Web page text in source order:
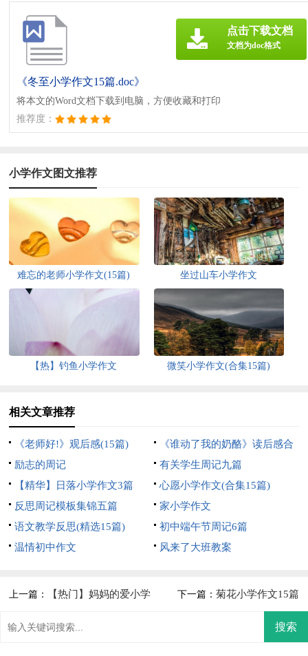
《冬至小学作文15篇.doc》
将本文的Word文档下载到电脑，方便收藏和打印
推荐度：
点击下载文档
文档为doc格式
小学作文图文推荐
难忘的老师小学作文(15篇) 坐过山车小学作文
【热】钓鱼小学作文 微笑小学作文(合集15篇)
相关文章推荐
《老师好!》观后感(15篇)
《谁动了我的奶酪》读后感合
集15篇
励志的周记
有关学生周记九篇
【精华】日落小学作文3篇
心愿小学作文(合集15篇)
反思周记模板集锦五篇
家小学作文
语文教学反思(精选15篇)
初中端午节周记6篇
温情初中作文
风来了大班教案
上一篇： 【热门】妈妈的爱小学 下一篇： 菊花小学作文15篇